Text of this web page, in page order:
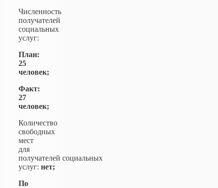
Численность
получателей
социальных
услуг:
План:
25
человек;
Факт:
27
человек;
Количество
свободных
мест
для
получателей социальных
услуг: нет;
По